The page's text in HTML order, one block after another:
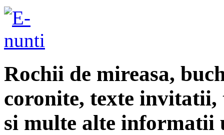
Rochii de mireasa,
coronite, texte
si multe alte informatii